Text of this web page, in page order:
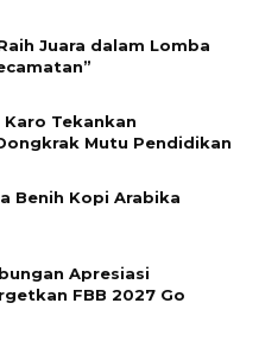
Juara dalam Lomba
Tekankan
Mutu Pendidikan
Benih Kopi Arabika
Apresiasi
FBB 2027 Go